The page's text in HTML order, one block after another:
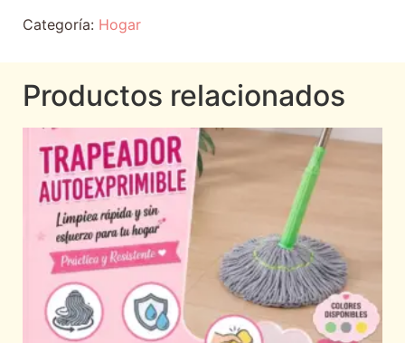
Categoría: Hogar
Productos relacionados